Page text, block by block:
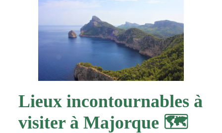
Lieux incontournables à
visiter à Majorque 🗺️